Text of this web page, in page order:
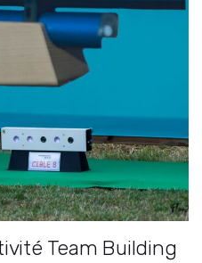
Team Building